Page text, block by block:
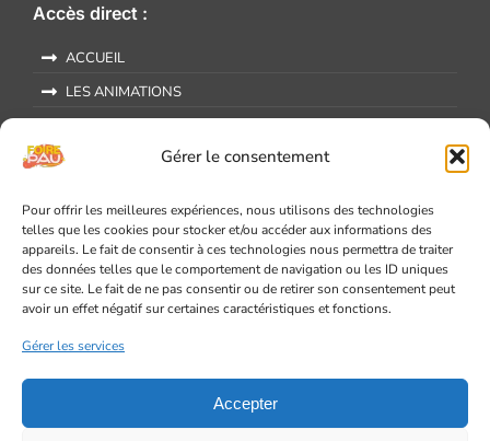
Gérer le consentement
Pour offrir les meilleures expériences, nous utilisons des technologies
telles que les cookies pour stocker et/ou accéder aux informations des
appareils. Le fait de consentir à ces technologies nous permettra de traiter
des données telles que le comportement de navigation ou les ID uniques
sur ce site. Le fait de ne pas consentir ou de retirer son consentement peut
avoir un effet négatif sur certaines caractéristiques et fonctions.
Gérer les services
Accepter
Accès direct :
ACCUEIL
LES ANIMATIONS
EXPOSEZ À LA FOIRE DE PAU !
CONTACTEZ-NOUS
Informations légales :
DÉCLARATION DE CONFIDENTIALITÉ
POLITIQUE DES COOKIES